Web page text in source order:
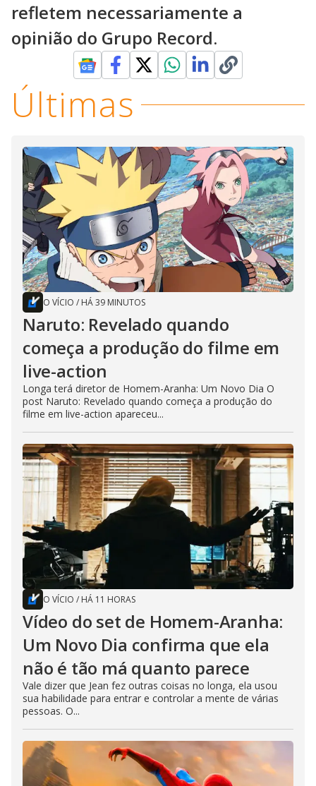
refletem necessariamente a
opinião do Grupo Record.
Últimas
O VÍCIO / HÁ 39 MINUTOS
Naruto: Revelado quando
começa a produção do filme em
live-action
Longa terá diretor de Homem-Aranha: Um Novo Dia O
post Naruto: Revelado quando começa a produção do
filme em live-action apareceu...
O VÍCIO / HÁ 11 HORAS
Vídeo do set de Homem-Aranha:
Um Novo Dia confirma que ela
não é tão má quanto parece
Vale dizer que Jean fez outras coisas no longa, ela usou
sua habilidade para entrar e controlar a mente de várias
pessoas. O...